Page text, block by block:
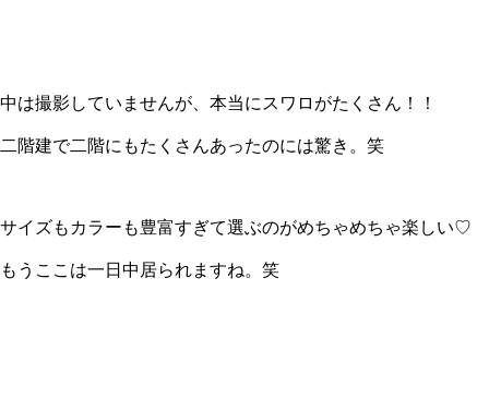
中は撮影していませんが、本当にスワロがたくさん！！
二階建で二階にもたくさんあったのには驚き。笑
サイズもカラーも豊富すぎて選ぶのがめちゃめちゃ楽しい♡
もうここは一日中居られますね。笑